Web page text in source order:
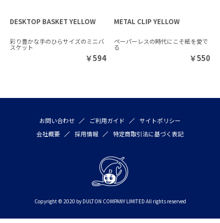
DESKTOP BASKET YELLOW
彩り豊かな手のひらサイズのミニバ
スケット
￥594
METAL CLIP YELLOW
ペーパーレスの時代にこそ紙を愛で
る
￥550
お問い合わせ ご利用ガイド
サイトポリシー
会社概要
採用情報 特定商取引法に基づく表記
Copyright © 2020 by DULTON COMPANY LIMITED All rights reserved